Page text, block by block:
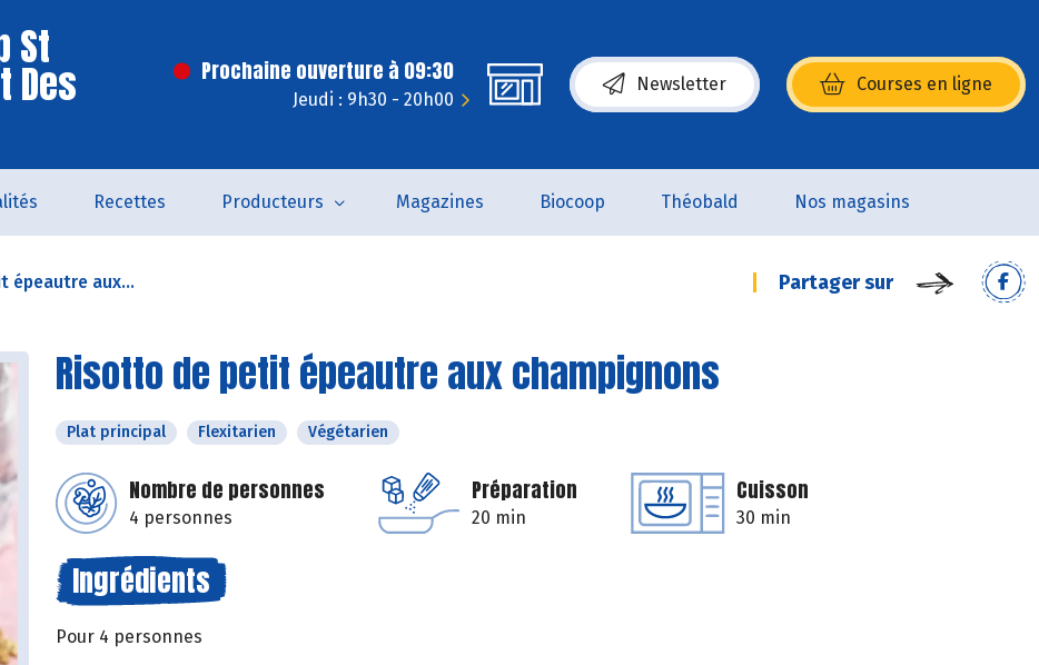
St
Des Prochaine ouverture à 09:30
Jeudi : 9h30 - 20h00
Newsletter Courses en ligne
(s’ouvre dans une nouvelle fenêtre)
Recettes Producteurs Magazines Biocoop Théobald Nos magasins
épeautre aux... Partager sur
Risotto de petit épeautre aux champignons
Plat principal Flexitarien Végétarien
Nombre de personnes
4 personnes
Préparation
20 min
Cuisson
30 min
Ingrédients
Pour 4 personnes